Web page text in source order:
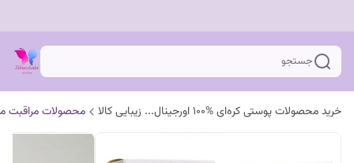
جستجو
خرید محصولات پوستی کره‌ای %100 اورجینال... زیبایی کالا محصولات مراقبت